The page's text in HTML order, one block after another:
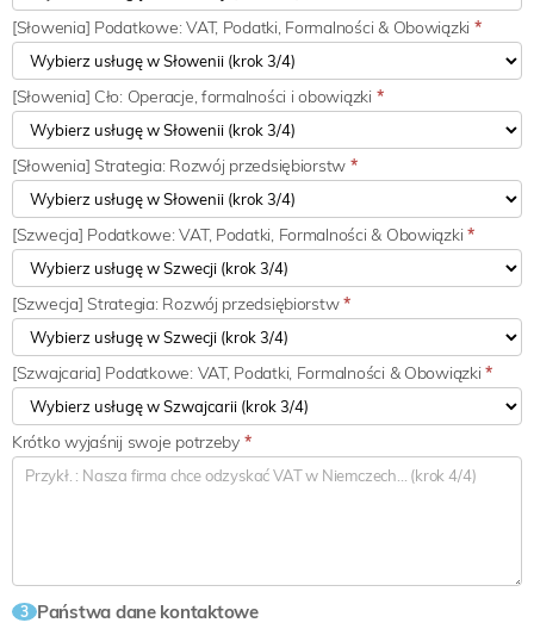
[Słowenia] Podatkowe: VAT, Podatki, Formalności & Obowiązki *
[Słowenia] Cło: Operacje, formalności i obowiązki *
[Słowenia] Strategia: Rozwój przedsiębiorstw *
[Szwecja] Podatkowe: VAT, Podatki, Formalności & Obowiązki*
[Szwecja] Strategia: Rozwój przedsiębiorstw*
[Szwajcaria] Podatkowe: VAT, Podatki, Formalności & Obowiązki*
Krótko wyjaśnij swoje potrzeby *
3 Państwa dane kontaktowe